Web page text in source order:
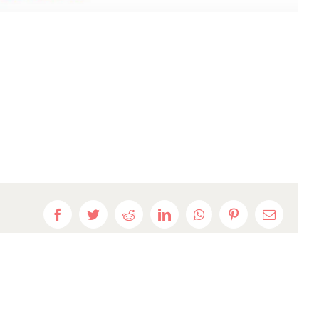
FacebookTwitterRedditLinkedInWhatsAppPinterest
E-